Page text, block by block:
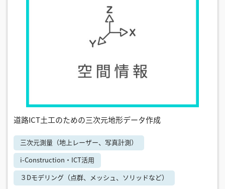
道路ICT土工のための三次元地形データ作成
三次元測量（地上レーザー、写真計測）
i-Construction・ICT活用
３Dモデリング（点群、メッシュ、ソリッドなど）